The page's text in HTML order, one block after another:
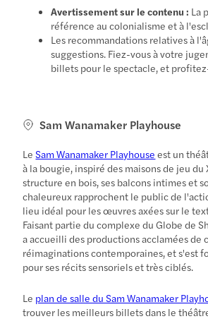
Avertissement sur le contenu : La
référence au colonialisme et à
Les recommandations relatives à
suggestions. Fiez-vous à votre
billets pour le spectacle, et
Sam Wanamaker Playhouse
LeSam Wanamaker Playhouse est un
à la bougie, inspiré des maisons de jeu du
structure en bois, ses balcons intimes et
chaleureux rapprochent le public de
lieu idéal pour les œuvres axées sur le
Faisant partie du complexe du Globe de
a accueilli des productions acclamées de
réimaginations contemporaines, et s'est
pour ses récits sensoriels et très ciblés.
Le plan de salle du Sam Wanamaker
trouver les meilleurs billets dans le